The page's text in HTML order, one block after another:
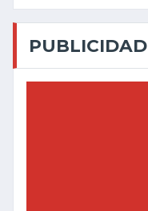
PUBLICIDAD